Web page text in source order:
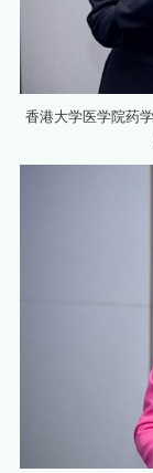
香港大学医学院药